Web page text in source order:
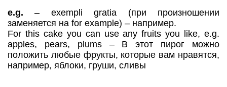
e.g. – exempli gratia (при произношении
заменяется на for example) – например.
For this cake you can use any fruits you like, e.g.
apples, pears, plums – В этот пирог можно
положить любые фрукты, которые вам нравятся,
например, яблоки, груши, сливы